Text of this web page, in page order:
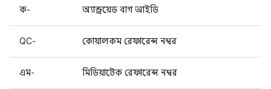
ক- অ্যান্ড্রয়েড বাগ আইডি
QC- কোয়ালকম রেফারেন্স নম্বর
এম- মিডিয়াটেক রেফারেন্স নম্বর